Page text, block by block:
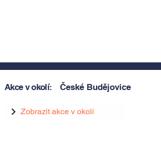
Akce v okolí: České Budějovice
Zobrazit akce v okolí